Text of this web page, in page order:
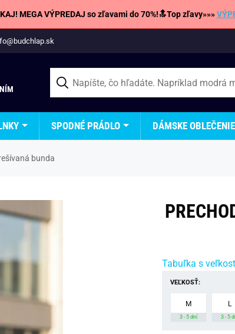
MEGA VÝPREDAJ so zľavami do 70%!🔝Top zľavy»»»
SPODNÉ PRÁDLO DÁMSKE OBLEČENIE
bunda
Tabuľka s
VEĽKOSŤ:
M
3 - 5 dní
L
3 - 5